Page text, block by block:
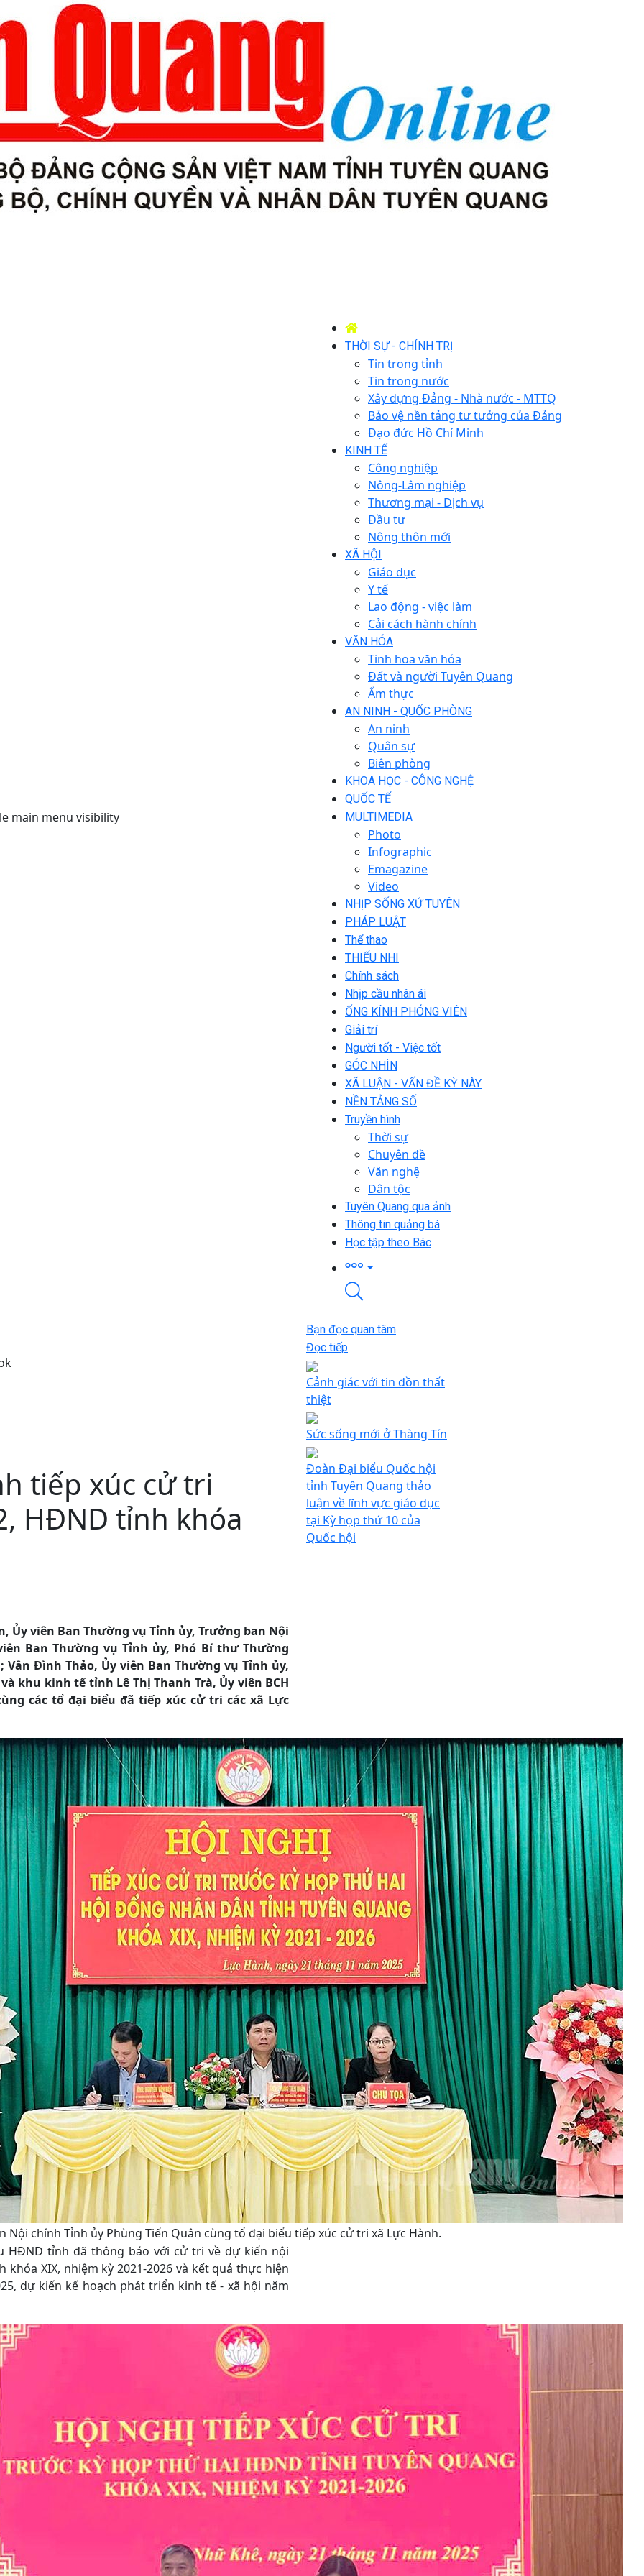
main menu visibility
THỜI SỰ - CHÍNH TRỊ
Tin trong tỉnh
Tin trong nước
Xây dựng Đảng - Nhà nước - MTTQ
Bảo vệ nền tảng tư tưởng của Đảng
Đạo đức Hồ Chí Minh
KINH TẾ
Công nghiệp
Nông-Lâm nghiệp
Thương mại - Dịch vụ
Đầu tư
Nông thôn mới
XÃ HỘI
Giáo dục
Y tế
Lao động - việc làm
Cải cách hành chính
VĂN HÓA
Tinh hoa văn hóa
Đất và người Tuyên Quang
Ẩm thực
AN NINH - QUỐC PHÒNG
An ninh
Quân sự
Biên phòng
KHOA HỌC - CÔNG NGHỆ
QUỐC TẾ
MULTIMEDIA
Photo
Infographic
Emagazine
Video
NHỊP SỐNG XỨ TUYÊN
PHÁP LUẬT
Thể thao
THIẾU NHI
Chính sách
Nhịp cầu nhân ái
ỐNG KÍNH PHÓNG VIÊN
Giải trí
Người tốt - Việc tốt
GÓC NHÌN
XÃ LUẬN - VẤN ĐỀ KỲ NÀY
NỀN TẢNG SỐ
Truyền hình
Thời sự
Chuyên đề
Văn nghệ
Dân tộc
Tuyên Quang qua ảnh
Thông tin quảng bá
Học tập theo Bác
tiếp xúc cử tri
HĐND tỉnh khóa
Ủy viên Ban Thường vụ Tỉnh ủy, Trưởng ban Nội
Ban Thường vụ Tỉnh ủy, Phó Bí thư Thường
Đình Thảo, Ủy viên Ban Thường vụ Tỉnh ủy,
khu kinh tế tỉnh Lê Thị Thanh Trà, Ủy viên BCH
các tổ đại biểu đã tiếp xúc cử tri các xã Lực
Nội chính Tỉnh ủy Phùng Tiến Quân cùng tổ đại biểu tiếp xúc cử tri xã Lực Hành.
HĐND tỉnh đã thông báo với cử tri về dự kiến nội
XIX, nhiệm kỳ 2021-2026 và kết quả thực hiện
dự kiến kế hoạch phát triển kinh tế - xã hội năm
Bạn đọc quan tâm
Đọc tiếp
Cảnh giác với tin đồn thất
thiệt
Sức sống mới ở Thàng Tín
Đoàn Đại biểu Quốc hội
tỉnh Tuyên Quang thảo
luận về lĩnh vực giáo dục
tại Kỳ họp thứ 10 của
Quốc hội